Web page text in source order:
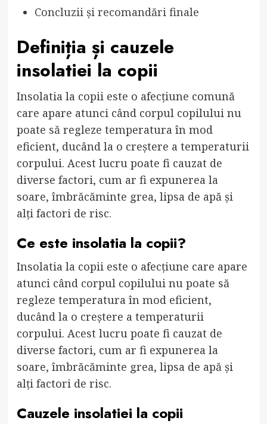
Concluzii și recomandări finale
Definiția și cauzele
insolatiei la copii
Insolatia la copii este o afecțiune comună
care apare atunci când corpul copilului nu
poate să regleze temperatura în mod
eficient, ducând la o creștere a temperaturii
corpului. Acest lucru poate fi cauzat de
diverse factori, cum ar fi expunerea la
soare, îmbrăcăminte grea, lipsa de apă și
alți factori de risc.
Ce este insolatia la copii?
Insolatia la copii este o afecțiune care apare
atunci când corpul copilului nu poate să
regleze temperatura în mod eficient,
ducând la o creștere a temperaturii
corpului. Acest lucru poate fi cauzat de
diverse factori, cum ar fi expunerea la
soare, îmbrăcăminte grea, lipsa de apă și
alți factori de risc.
Cauzele insolatiei la copii